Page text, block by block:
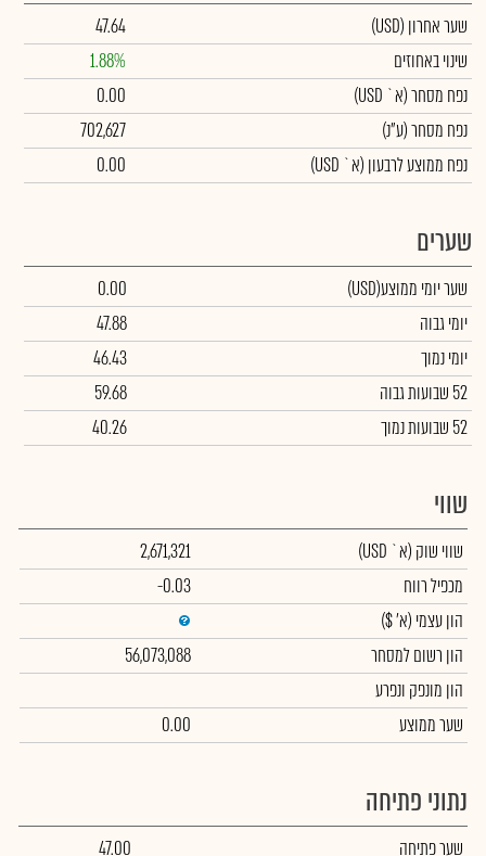
שער אחרון (USD)
47.64
שינוי באחוזים
1.88%
נפח מסחר(א` USD)
0.00
נפח מסחר(ע"נ)
702,627
נפח ממוצע לרבעון (א` USD)
0.00
שערים
שער יומי ממוצע(USD)
0.00
יומי גבוה
47.88
יומי נמוך
46.43
52 שבועות גבוה
59.68
52 שבועות נמוך
40.26
שווי
שווי שוק (א` USD)
2,671,321
מכפיל רווח
-0.03
הון עצמי (א' $)
הון רשום למסחר
56,073,088
הון מונפק ונפרע
שער ממוצע
0.00
נתוני פתיחה
שער פתיחה 47.00